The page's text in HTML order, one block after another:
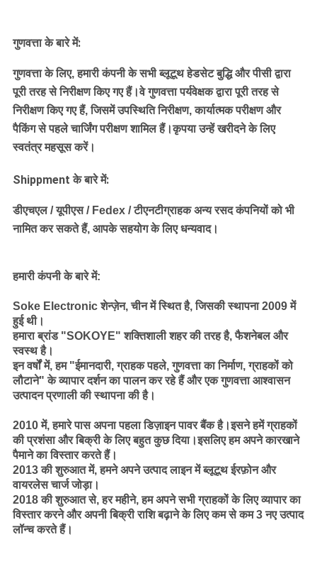
गुणवत्ता के बारे में:
गुणवत्ता के लिए, हमारी कंपनी के सभी ब्लूटूथ हेडसेट बुद्धि और पीसी द्वारा
पूरी तरह से निरीक्षण किए गए हैं।वे गुणवत्ता पर्यवेक्षक द्वारा पूरी तरह से
निरीक्षण किए गए हैं, जिसमें उपस्थिति निरीक्षण, कार्यात्मक परीक्षण और
पैकिंग से पहले चार्जिंग परीक्षण शामिल हैं।कृपया उन्हें खरीदने के लिए
स्वतंत्र महसूस करें।
Shippment के बारे में:
डीएचएल / यूपीएस / Fedex / टीएनटीग्राहक अन्य रसद कंपनियों को भी
नामित कर सकते हैं, आपके सहयोग के लिए धन्यवाद।
हमारी कंपनी के बारे में:
Soke Electronic शेन्ज़ेन, चीन में स्थित है, जिसकी स्थापना 2009 में
हुई थी।
हमारा ब्रांड "SOKOYE" शक्तिशाली शहर की तरह है, फैशनेबल और
स्वस्थ है।
इन वर्षों में, हम "ईमानदारी, ग्राहक पहले, गुणवत्ता का निर्माण, ग्राहकों को
लौटाने" के व्यापार दर्शन का पालन कर रहे हैं और एक गुणवत्ता आश्वासन
उत्पादन प्रणाली की स्थापना की है।
2010 में, हमारे पास अपना पहला डिज़ाइन पावर बैंक है।इसने हमें ग्राहकों
की प्रशंसा और बिक्री के लिए बहुत कुछ दिया।इसलिए हम अपने कारखाने
पैमाने का विस्तार करते हैं।
2013 की शुरुआत में, हमने अपने उत्पाद लाइन में ब्लूटूथ ईरफ़ोन और
वायरलेस चार्ज जोड़ा।
2018 की शुरुआत से, हर महीने, हम अपने सभी ग्राहकों के लिए व्यापार का
विस्तार करने और अपनी बिक्री राशि बढ़ाने के लिए कम से कम 3 नए उत्पाद
लॉन्च करते हैं।